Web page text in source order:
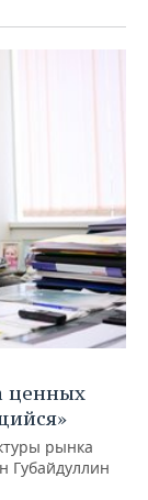
ценных
рынка
Губайдуллин